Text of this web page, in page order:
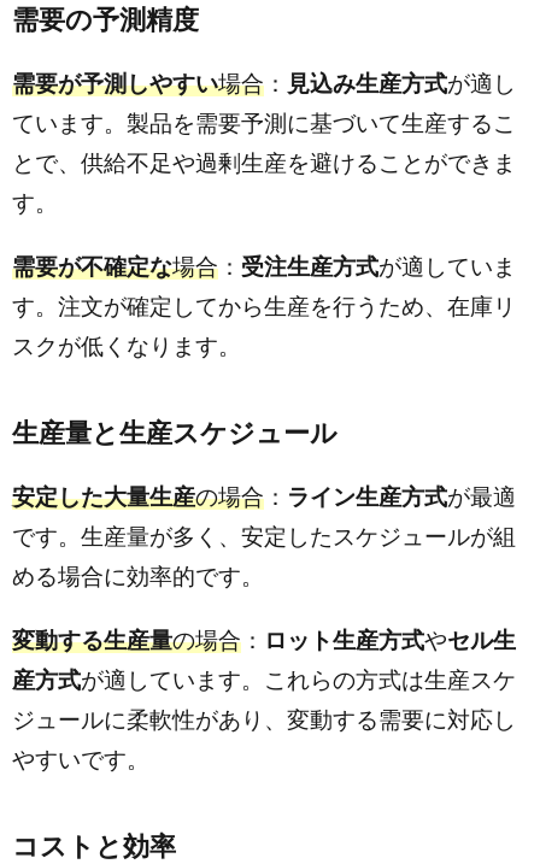
需要の予測精度
需要が予測しやすい場合 ： 見込み生産方式が適し
ています。製品を需要予測に基づいて生産するこ
とで、供給不足や過剰生産を避けることができま
す。
需要が不確定な場合 ： 受注生産方式が適していま
す。注文が確定してから生産を行うため、在庫リ
スクが低くなります。
生産量と生産スケジュール
安定した大量生産の場合 ： ライン生産方式が最適
です。生産量が多く、安定したスケジュールが組
める場合に効率的です。
変動する生産量の場合 ： ロット生産方式やセル生
産方式が適しています。これらの方式は生産スケ
ジュールに柔軟性があり、変動する需要に対応し
やすいです。
コストと効率